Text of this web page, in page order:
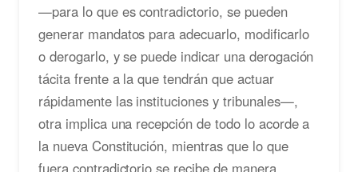
—para lo que es contradictorio, se pueden
generar mandatos para adecuarlo, modificarlo
o derogarlo, y se puede indicar una derogación
tácita frente a la que tendrán que actuar
rápidamente las instituciones y tribunales—,
otra implica una recepción de todo lo acorde a
la nueva Constitución, mientras que lo que
fuera contradictorio se recibe de manera